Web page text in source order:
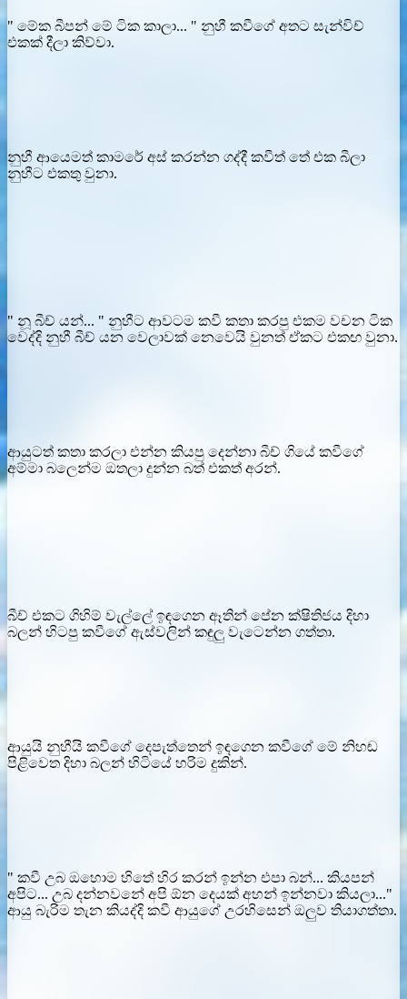
" මේක බීපන් මේ ටික කාලා... " නුහී කවීගේ අතට සැන්විච්
එකක් දීලා කිව්වා.
නුහී ආයෙමත් කාමරේ අස් කරන්න ගද්දී කවීත් තේ එක බීලා
නුහීට එකතු වුනා.
" නූ බීච් යන්... " නුහීට ආවටම කවී කතා කරපු එකම වචන ටික
වෙද්දි නුහී බීච් යන වෙලාවක් නෙවෙයි වුනත් ඒකට එකඟ වුනා.
ආයුටත් කතා කරලා එන්න කියපු දෙන්නා බීච් ගියේ කවීගේ
අම්මා බලෙන්ම ඔතලා දුන්න බත් එකත් අරන්.
බීච් එකට ගිහිම් වැල්ලේ ඉඳගෙන ඈතින් පේන ක්ෂිතිජය දිහා
බලන් හිටපු කවීගේ ඇස්වලින් කඳුලු වැටෙන්න ගත්තා.
ආයුයි නුහීයි කවීගේ දෙපැත්තෙන් ඉඳගෙන කවීගේ මේ නිහඬ
පිළිවෙත දිහා බලන් හිටියේ හරිම දුකින්.
" කවී උබ ඔහොම හිතේ හිර කරන් ඉන්න එපා බන්... කියපන්
අපිට... උබ දන්නවනේ අපි ඕන දෙයක් අහන් ඉන්නවා කියලා..."
ආයු බැරිම තැන කියද්දි කවී ආයුගේ උරහිසෙන් ඔලුව තියාගත්තා.